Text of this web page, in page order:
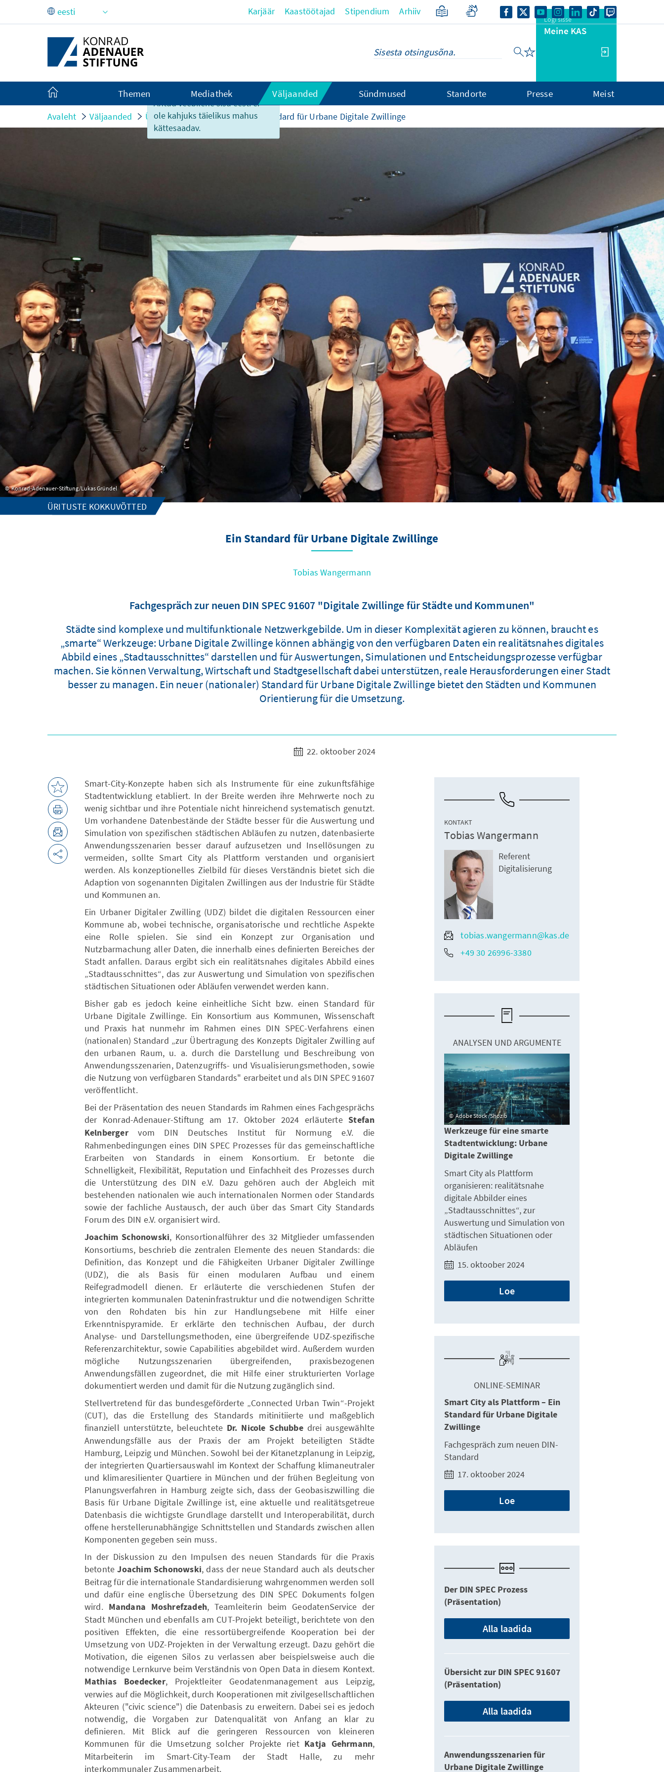
Skip to Main Content
Antud veebilehe sisu eesti ei
ole kahjuks täielikus mahus
kättesaadav.
Karjäär Kaastöötajad Stipendium Arhiiv
Logi sisse
Meine KAS
Themen Mediathek Väljaanded Sündmused Standorte Presse Meist
Avaleht Väljaanded Ürituste infomaterjalid Ein Standard für Urbane Digitale Zwillinge
Konrad-Adenauer-Stiftung/Lukas Gründel
ÜRITUSTE KOKKUVÕTTED
Ein Standard für Urbane Digitale Zwillinge
Tobias Wangermann
Fachgespräch zur neuen DIN SPEC 91607 "Digitale Zwillinge für Städte und Kommunen"
Städte sind komplexe und multifunktionale Netzwerkgebilde. Um in dieser Komplexität agieren zu können, braucht es
„smarte“ Werkzeuge: Urbane Digitale Zwillinge können abhängig von den verfügbaren Daten ein realitätsnahes digitales
Abbild eines „Stadtausschnittes“ darstellen und für Auswertungen, Simulationen und Entscheidungsprozesse verfügbar
machen. Sie können Verwaltung, Wirtschaft und Stadtgesellschaft dabei unterstützen, reale Herausforderungen einer Stadt
besser zu managen. Ein neuer (nationaler) Standard für Urbane Digitale Zwillinge bietet den Städten und Kommunen
Orientierung für die Umsetzung.
22. oktoober 2024
Smart-City-Konzepte haben sich als Instrumente für eine zukunftsfähige
Stadtentwicklung etabliert. In der Breite werden ihre Mehrwerte noch zu
wenig sichtbar und ihre Potentiale nicht hinreichend systematisch genutzt.
Um vorhandene Datenbestände der Städte besser für die Auswertung und
Simulation von spezifischen städtischen Abläufen zu nutzen, datenbasierte
Anwendungsszenarien besser darauf aufzusetzen und Insellösungen zu
vermeiden, sollte Smart City als Plattform verstanden und organisiert
werden. Als konzeptionelles Zielbild für dieses Verständnis bietet sich die
Adaption von sogenannten Digitalen Zwillingen aus der Industrie für Städte
und Kommunen an.
Ein Urbaner Digitaler Zwilling (UDZ) bildet die digitalen Ressourcen einer
Kommune ab, wobei technische, organisatorische und rechtliche Aspekte
eine Rolle spielen. Sie sind ein Konzept zur Organisation und
Nutzbarmachung aller Daten, die innerhalb eines definierten Bereiches der
Stadt anfallen. Daraus ergibt sich ein realitätsnahes digitales Abbild eines
„Stadtausschnittes“, das zur Auswertung und Simulation von spezifischen
städtischen Situationen oder Abläufen verwendet werden kann.
Bisher gab es jedoch keine einheitliche Sicht bzw. einen Standard für
Urbane Digitale Zwillinge. Ein Konsortium aus Kommunen, Wissenschaft
und Praxis hat nunmehr im Rahmen eines DIN SPEC-Verfahrens einen
(nationalen) Standard „zur Übertragung des Konzepts Digitaler Zwilling auf
den urbanen Raum, u. a. durch die Darstellung und Beschreibung von
Anwendungsszenarien, Datenzugriffs- und Visualisierungsmethoden, sowie
die Nutzung von verfügbaren Standards" erarbeitet und als DIN SPEC 91607
veröffentlicht.
Bei der Präsentation des neuen Standards im Rahmen eines Fachgesprächs
der Konrad-Adenauer-Stiftung am 17. Oktober 2024 erläuterte Stefan
Kelnbergervom DIN Deutsches Institut für Normung e.V. die
Rahmenbedingungen eines DIN SPEC Prozesses für das gemeinschaftliche
Erarbeiten von Standards in einem Konsortium. Er betonte die
Schnelligkeit, Flexibilität, Reputation und Einfachheit des Prozesses durch
die Unterstützung des DIN e.V. Dazu gehören auch der Abgleich mit
bestehenden nationalen wie auch internationalen Normen oder Standards
sowie der fachliche Austausch, der auch über das Smart City Standards
Forum des DIN e.V. organisiert wird.
Joachim Schonowski, Konsortionalführer des 32 Mitglieder umfassenden
Konsortiums, beschrieb die zentralen Elemente des neuen Standards: die
Definition, das Konzept und die Fähigkeiten Urbaner Digitaler Zwillinge
(UDZ), die als Basis für einen modularen Aufbau und einem
Reifegradmodell dienen. Er erläuterte die verschiedenen Stufen der
integrierten kommunalen Dateninfrastruktur und die notwendigen Schritte
von den Rohdaten bis hin zur Handlungsebene mit Hilfe einer
Erkenntnispyramide. Er erklärte den technischen Aufbau, der durch
Analyse- und Darstellungsmethoden, eine übergreifende UDZ-spezifische
Referenzarchitektur, sowie Capabilities abgebildet wird. Außerdem wurden
mögliche Nutzungsszenarien übergreifenden, praxisbezogenen
Anwendungsfällen zugeordnet, die mit Hilfe einer strukturierten Vorlage
dokumentiert werden und damit für die Nutzung zugänglich sind.
Stellvertretend für das bundesgeförderte „Connected Urban Twin“-Projekt
(CUT), das die Erstellung des Standards mitinitiierte und maßgeblich
finanziell unterstützte, beleuchtete Dr. Nicole Schubbedrei ausgewählte
Anwendungsfälle aus der Praxis der am Projekt beteiligten Städte
Hamburg, Leipzig und München. Sowohl bei der Kitanetzplanung in Leipzig,
der integrierten Quartiersauswahl im Kontext der Schaffung klimaneutraler
und klimaresilienter Quartiere in München und der frühen Begleitung von
Planungsverfahren in Hamburg zeigte sich, dass der Geobasiszwilling die
Basis für Urbane Digitale Zwillinge ist, eine aktuelle und realitätsgetreue
Datenbasis die wichtigste Grundlage darstellt und Interoperabilität, durch
offene herstellerunabhängige Schnittstellen und Standards zwischen allen
Komponenten gegeben sein muss.
In der Diskussion zu den Impulsen des neuen Standards für die Praxis
betonteJoachim Schonowski, dass der neue Standard auch als deutscher
Beitrag für die internationale Standardisierung wahrgenommen werden soll
und dafür eine englische Übersetzung des DIN SPEC Dokuments folgen
wird. Mandana Moshrefzadeh, Teamleiterin beim GeodatenService der
Stadt München und ebenfalls am CUT-Projekt beteiligt, berichtete von den
positiven Effekten, die eine ressortübergreifende Kooperation bei der
Umsetzung von UDZ-Projekten in der Verwaltung erzeugt. Dazu gehört die
Motivation, die eigenen Silos zu verlassen aber beispielsweise auch die
notwendige Lernkurve beim Verständnis von Open Data in diesem Kontext.
Mathias Boedecker, Projektleiter Geodatenmanagement aus Leipzig,
verwies auf die Möglichkeit, durch Kooperationen mit zivilgesellschaftlichen
Akteuren ("civic science") die Datenbasis zu erweitern. Dabei sei es jedoch
notwendig, die Vorgaben zur Datenqualität von Anfang an klar zu
definieren. Mit Blick auf die geringeren Ressourcen von kleineren
Kommunen für die Umsetzung solcher Projekte riet Katja Gehrmann,
Mitarbeiterin im Smart-City-Team der Stadt Halle, zu mehr
interkommunaler Zusammenarbeit.
KONTAKT
Tobias Wangermann
Referent
Digitalisierung
tobias.wangermann@kas.de
+49 30 26996-3380
ANALYSEN UND ARGUMENTE
Adobe Stock /Shozib
Werkzeuge für eine smarte
Stadtentwicklung: Urbane
Digitale Zwillinge
Smart City als Plattform
organisieren: realitätsnahe
digitale Abbilder eines
„Stadtausschnittes“, zur
Auswertung und Simulation von
städtischen Situationen oder
Abläufen
15. oktoober 2024
Loe
ONLINE-SEMINAR
Smart City als Plattform – Ein
Standard für Urbane Digitale
Zwillinge
Fachgespräch zum neuen DIN-
Standard
17. oktoober 2024
Loe
Der DIN SPEC Prozess
(Präsentation)
Alla laadida
Übersicht zur DIN SPEC 91607
(Präsentation)
Alla laadida
Anwendungsszenarien für
Urbane Digitale Zwillinge